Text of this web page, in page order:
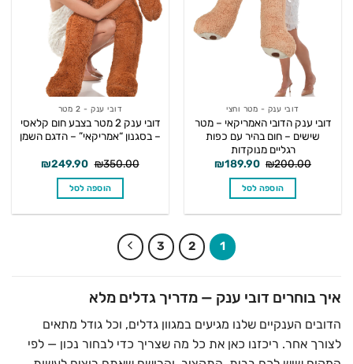
דובי ענק - מטר וחצי
דובי ענק הדובי האמריקאי – מטר
שישים – חום בהיר עם כפות
רגליים מנוקדות
₪200.00
המחיר
היה:
₪200.00.
₪189.90
המחיר
הוספה לסל
דובי ענק - 2 מטר
דובי ענק 2 מטר בצבע חום קלאסי
– בסגנון “אמריקאי” – הדגם השמן
₪350.00
המחיר
היה:
₪350.00.
₪249.90
המחיר
הוספה לסל
1
2
3
איך בוחרים דובי ענק — מדריך גדלים מלא
הדובים הענקיים שלנו מגיעים במגוון גדלים, וכל גודל מתאים
לצורך אחר. ריכזנו כאן את כל מה שצריך כדי לבחור נכון — לפי